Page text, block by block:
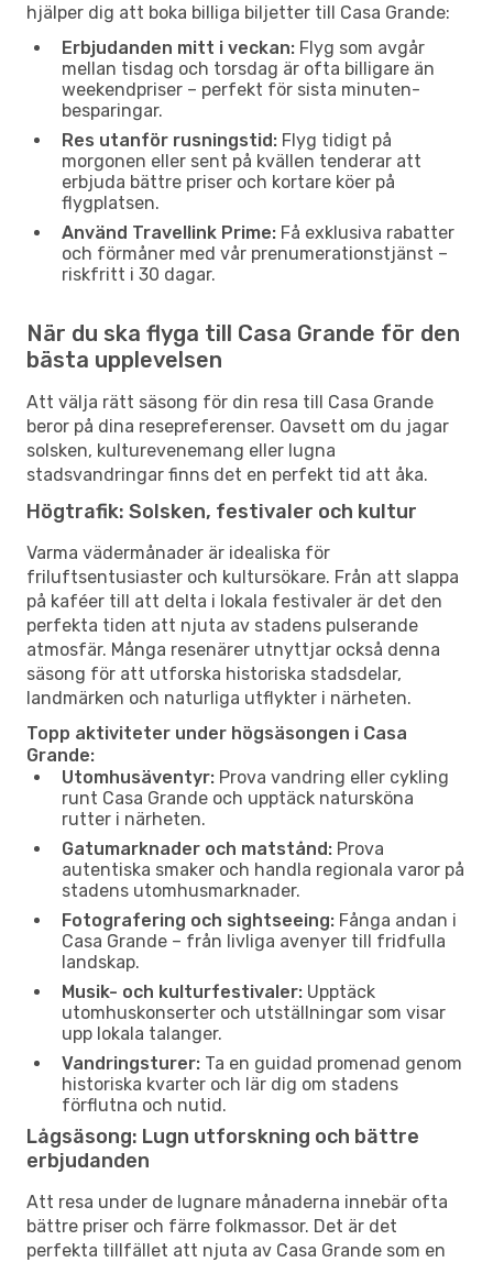
hjälper dig att boka billiga biljetter till Casa Grande:
Erbjudanden mitt i veckan: Flyg som avgår
mellan tisdag och torsdag är ofta billigare än
weekendpriser – perfekt för sista minuten-
besparingar.
Res utanför rusningstid: Flyg tidigt på
morgonen eller sent på kvällen tenderar att
erbjuda bättre priser och kortare köer på
flygplatsen.
Använd Travellink Prime: Få exklusiva rabatter
och förmåner med vår prenumerationstjänst –
riskfritt i 30 dagar.
När du ska flyga till Casa Grande för den
bästa upplevelsen
Att välja rätt säsong för din resa till Casa Grande
beror på dina resepreferenser. Oavsett om du jagar
solsken, kulturevenemang eller lugna
stadsvandringar finns det en perfekt tid att åka.
Högtrafik: Solsken, festivaler och kultur
Varma vädermånader är idealiska för
friluftsentusiaster och kultursökare. Från att slappa
på kaféer till att delta i lokala festivaler är det den
perfekta tiden att njuta av stadens pulserande
atmosfär. Många resenärer utnyttjar också denna
säsong för att utforska historiska stadsdelar,
landmärken och naturliga utflykter i närheten.
Topp aktiviteter under högsäsongen i Casa
Grande:
Utomhusäventyr: Prova vandring eller cykling
runt Casa Grande och upptäck natursköna
rutter i närheten.
Gatumarknader och matstånd: Prova
autentiska smaker och handla regionala varor på
stadens utomhusmarknader.
Fotografering och sightseeing: Fånga andan i
Casa Grande – från livliga avenyer till fridfulla
landskap.
Musik- och kulturfestivaler: Upptäck
utomhuskonserter och utställningar som visar
upp lokala talanger.
Vandringsturer: Ta en guidad promenad genom
historiska kvarter och lär dig om stadens
förflutna och nutid.
Lågsäsong: Lugn utforskning och bättre
erbjudanden
Att resa under de lugnare månaderna innebär ofta
bättre priser och färre folkmassor. Det är det
perfekta tillfället att njuta av Casa Grande som en